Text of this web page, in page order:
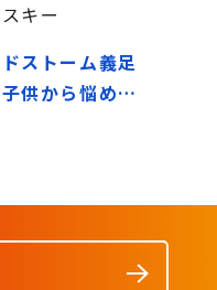
キー
ストーム義足
供から悩める